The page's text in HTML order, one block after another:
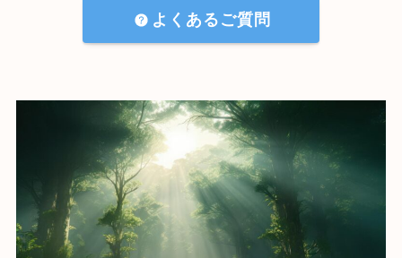
よくあるご質問